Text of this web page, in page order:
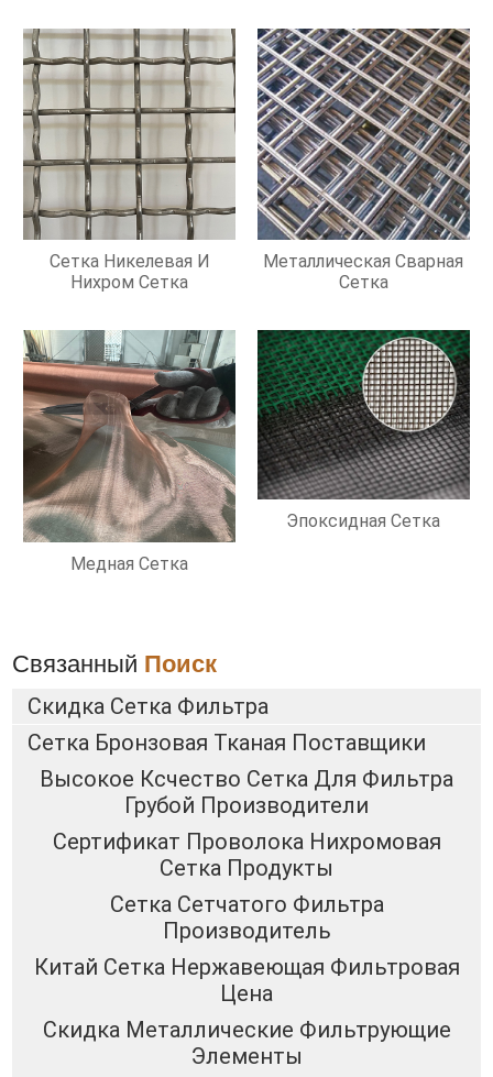
Сетка Никелевая И
Нихром Сетка
Металлическая Сварная
Сетка
Медная Сетка
Эпоксидная Сетка
Связанный Поиск
Скидка Сетка Фильтра
Сетка Бронзовая Тканая Поставщики
Высокое Ксчество Сетка Для Фильтра
Грубой Производители
Сертификат Проволока Нихромовая
Сетка Продукты
Сетка Сетчатого Фильтра
Производитель
Китай Сетка Нержавеющая Фильтровая
Цена
Скидка Металлические Фильтрующие
Элементы